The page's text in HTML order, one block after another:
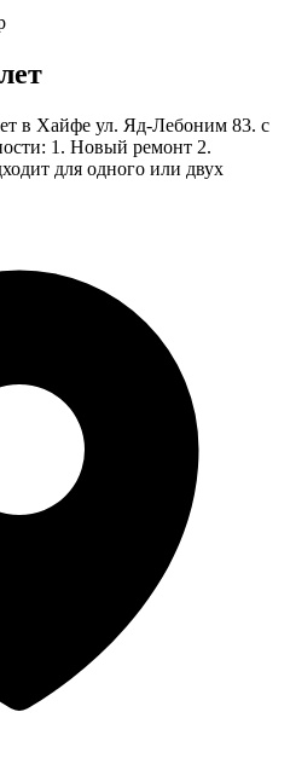
в Хайфе ул. Яд-Лебоним 83. с
1. Новый ремонт 2.
для одного или двух